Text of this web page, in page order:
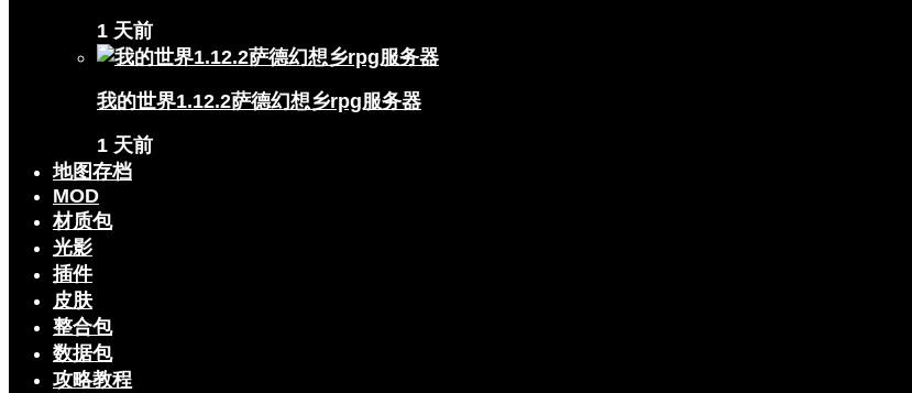
1 天前
我的世界1.12.2萨德幻想乡rpg服务器
1 天前
地图存档
MOD
材质包
光影
插件
皮肤
整合包
数据包
攻略教程